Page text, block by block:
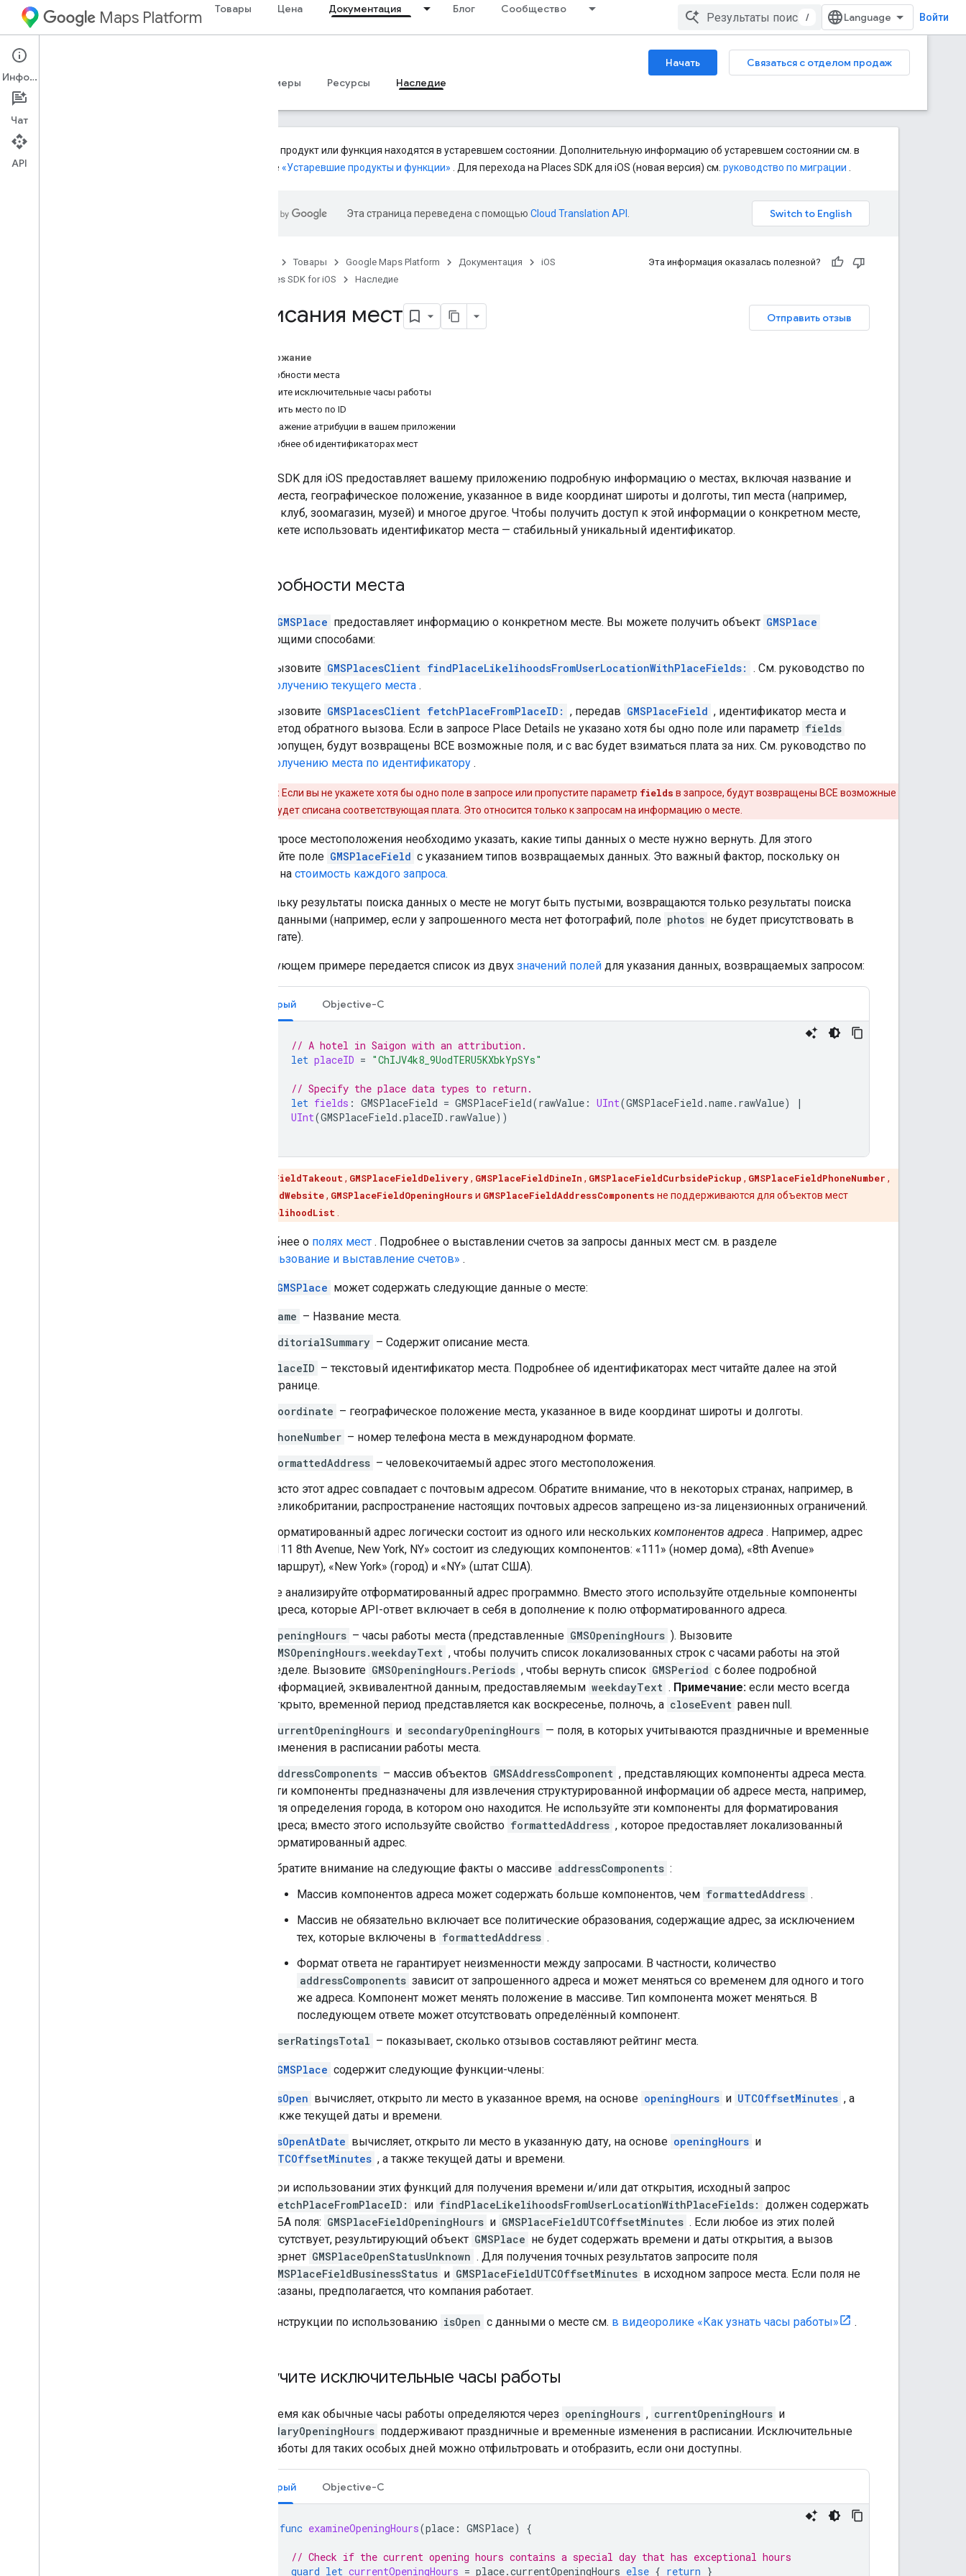
Maps Platform Товары Цена Документация Блог Сообщество
/ Войти
iOS Начать
Связаться с отделом продаж
Руководства
Примеры Ресурсы Наследие
Данный продукт или функция находятся в устаревшем состоянии. Дополнительную информацию об устаревшем состоянии см. в
разделе «Устаревшие продукты и функции» . Для перехода на Places SDK для iOS (новая версия) см. руководство по миграции
Эта страница переведена с помощью Cloud Translation API
Товары Google Maps Platform Документация
iOS
Places SDK for iOS
Наследие
Эта информация оказалась полезной?
Отправить отзыв
Описания мест
Содержание
Подробности места
Получите исключительные часы работы
Получить место по ID
Отображение атрибуции в вашем приложении
Подробнее об идентификаторах мест
Places SDK для iOS предоставляет вашему приложению подробную информацию о местах, включая название и
адрес места, географическое положение, указанное в виде координат широты и долготы, тип места (например,
ночной клуб, зоомагазин, музей) и многое другое. Чтобы получить доступ к этой информации о конкретном месте,
вы можете использовать идентификатор места — стабильный уникальный идентификатор.
Подробности места
GMSPlace предоставляет информацию о конкретном месте. Вы можете получить объект GMSPlace
следующими способами:
Вызовите GMSPlacesClient findPlaceLikelihoodsFromUserLocationWithPlaceFields: . См. руководство по
получению текущего места .
Вызовите GMSPlacesClient fetchPlaceFromPlaceID: , передав GMSPlaceField , идентификатор места и
метод обратного вызова. Если в запросе Place Details не указано хотя бы одно поле или параметр fields
пропущен, будут возвращены ВСЕ возможные поля, и с вас будет взиматься плата за них. См. руководство по
получению места по идентификатору .
Внимание: Если вы не укажете хотя бы одно поле в запросе или пропустите параметр fields в запросе, будут возвращены ВСЕ возможные
поля, и с вас будет списана соответствующая плата. Это относится только к запросам на информацию о месте.
При запросе местоположения необходимо указать, какие типы данных о месте нужно вернуть. Для этого
передайте поле GMSPlaceField с указанием типов возвращаемых данных. Это важный фактор, поскольку он
влияет на стоимость каждого запроса.
Поскольку результаты поиска данных о месте не могут быть пустыми, возвращаются только результаты поиска
мест с данными (например, если у запрошенного места нет фотографий, поле photos не будет присутствовать в
результате).
В следующем примере передается список из двух значений полей для указания данных, возвращаемых запросом:
Быстрый Objective-C
// A hotel in Saigon with an attribution.
let placeID = "ChIJV4k8_9UodTERU5KXbkYpSYs"
// Specify the place data types to return.
let fields : GMSPlaceField = GMSPlaceField(rawValue : UInt(GMSPlaceField .name. rawValue)
|
UInt(GMSPlaceField .placeID . rawValue))
GMSPlaceFieldTakeout , GMSPlaceFieldDelivery, GMSPlaceFieldDineIn , GMSPlaceFieldCurbsidePickup , GMSPlaceFieldPhoneNumber ,
GMSPlaceFieldWebsite, GMSPlaceFieldOpeningHours и GMSPlaceFieldAddressComponents не поддерживаются для объектов мест
GMSPlaceLikelihoodList
Подробнее о полях мест . Подробнее о выставлении счетов за запросы данных мест см. в разделе
«Использование и выставление счетов» .
GMSPlace может содержать следующие данные о месте:
name – Название места.
editorialSummary – Содержит описание места.
placeID – текстовый идентификатор места. Подробнее об идентификаторах мест читайте далее на этой
странице.
coordinate – географическое положение места, указанное в виде координат широты и долготы.
phoneNumber – номер телефона места в международном формате.
formattedAddress – человекочитаемый адрес этого местоположения.
Часто этот адрес совпадает с почтовым адресом. Обратите внимание, что в некоторых странах, например, в
Великобритании, распространение настоящих почтовых адресов запрещено из-за лицензионных ограничений.
Форматированный адрес логически состоит из одного или нескольких компонентов адреса . Например, адрес
«111 8th Avenue, New York, NY» состоит из следующих компонентов: «111» (номер дома), «8th Avenue»
(маршрут), «New York» (город) и «NY» (штат США).
Не анализируйте отформатированный адрес программно. Вместо этого используйте отдельные компоненты
адреса, которые API-ответ включает в себя в дополнение к полю отформатированного адреса.
openingHours – часы работы места (представленные GMSOpeningHours ). Вызовите
GMSOpeningHours.weekdayText , чтобы получить список локализованных строк с часами работы на этой
неделе. Вызовите GMSOpeningHours.Periods , чтобы вернуть список GMSPeriod с более подробной
информацией, эквивалентной данным, предоставляемым weekdayText . Примечание: если место всегда
открыто, временной период представляется как воскресенье, полночь, а closeEvent равен null.
currentOpeningHours и secondaryOpeningHours — поля, в которых учитываются праздничные и временные
изменения в расписании работы места.
addressComponents – массив объектов GMSAddressComponent , представляющих компоненты адреса места.
Эти компоненты предназначены для извлечения структурированной информации об адресе места, например,
для определения города, в котором оно находится. Не используйте эти компоненты для форматирования
адреса; вместо этого используйте свойство formattedAddress , которое предоставляет локализованный
форматированный адрес.
Обратите внимание на следующие факты о массиве addressComponents :
Массив компонентов адреса может содержать больше компонентов, чем formattedAddress .
Массив не обязательно включает все политические образования, содержащие адрес, за исключением
тех, которые включены в formattedAddress .
Формат ответа не гарантирует неизменности между запросами. В частности, количество
addressComponents зависит от запрошенного адреса и может меняться со временем для одного и того
же адреса. Компонент может менять положение в массиве. Тип компонента может меняться. В
последующем ответе может отсутствовать определённый компонент.
userRatingsTotal – показывает, сколько отзывов составляют рейтинг места.
GMSPlace содержит следующие функции-члены:
isOpen вычисляет, открыто ли место в указанное время, на основе openingHours и UTCOffsetMinutes , а
также текущей даты и времени.
isOpenAtDate вычисляет, открыто ли место в указанную дату, на основе openingHours и
UTCOffsetMinutes , а также текущей даты и времени.
При использовании этих функций для получения времени и/или дат открытия, исходный запрос
fetchPlaceFromPlaceID:
или findPlaceLikelihoodsFromUserLocationWithPlaceFields: должен содержать
ОБА поля: GMSPlaceFieldOpeningHours и GMSPlaceFieldUTCOffsetMinutes . Если любое из этих полей
отсутствует, результирующий объект GMSPlace не будет содержать времени и даты открытия, а вызов
вернет GMSPlaceOpenStatusUnknown . Для получения точных результатов запросите поля
GMSPlaceFieldBusinessStatus и GMSPlaceFieldUTCOffsetMinutes в исходном запросе места. Если поля не
указаны, предполагается, что компания работает.
Инструкции по использованию isOpen с данными о месте см. в видеоролике «Как узнать часы работы» .
Получите исключительные часы работы
В то время как обычные часы работы определяются через openingHours , currentOpeningHours и
secondaryOpeningHours поддерживают праздничные и временные изменения в расписании. Исключительные
часы работы для таких особых дней можно отфильтровать и отобразить, если они доступны.
Быстрый Objective-C
func examineOpeningHours(place : GMSPlace) {
// Check if the current opening hours contains a special day that has exceptional hours
guard let currentOpeningHours = place.currentOpeningHours else { return }
Информация
Чат
API